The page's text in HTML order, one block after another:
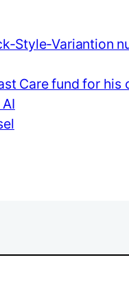
Style-Variantion
Care fund for